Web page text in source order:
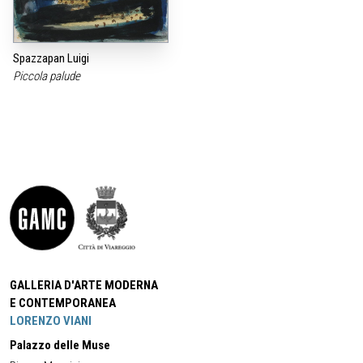
Spazzapan Luigi
Piccola palude
GALLERIA D'ARTE MODERNA
E CONTEMPORANEA
LORENZO VIANI
Palazzo delle Muse